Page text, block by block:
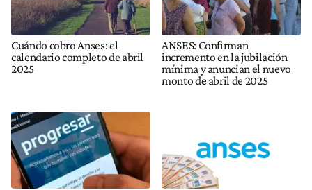
Cuándo cobro Anses: el
calendario completo de abril
2025
ANSES: Confirman
incremento en la jubilación
mínima y anuncian el nuevo
monto de abril de 2025